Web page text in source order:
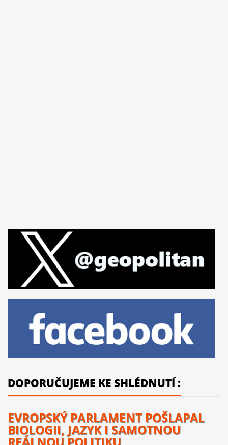
DOPORUČUJEME KE SHLÉDNUTÍ :
EVROPSKÝ PARLAMENT POŠLAPAL
BIOLOGII, JAZYK I SAMOTNOU